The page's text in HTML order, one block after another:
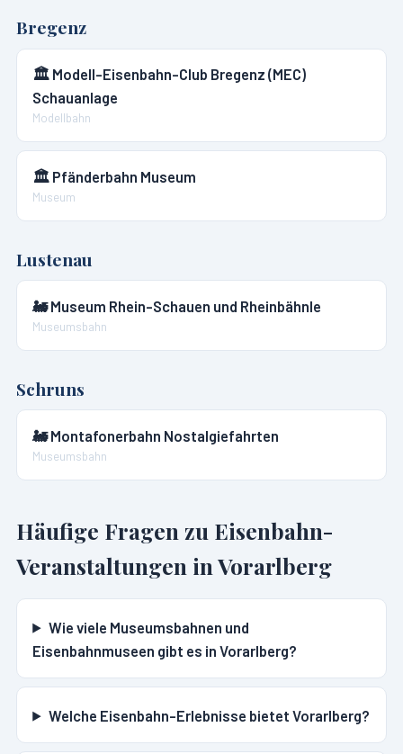
Bregenz
🏛️ Modell-Eisenbahn-Club Bregenz (MEC)
Schauanlage
Modellbahn
🏛️ Pfänderbahn Museum
Museum
Lustenau
🚂Museum Rhein-Schauen und Rheinbähnle
Museumsbahn
Schruns
🚂Montafonerbahn Nostalgiefahrten
Museumsbahn
Häufige Fragen zu Eisenbahn-
Veranstaltungen in Vorarlberg
Wie viele Museumsbahnen und
Eisenbahnmuseen gibt es in Vorarlberg?
Welche Eisenbahn-Erlebnisse bietet Vorarlberg?